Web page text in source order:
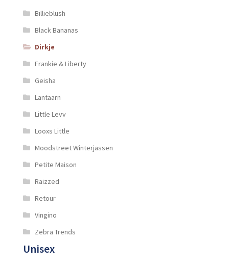
Billieblush
Black Bananas
Dirkje
Frankie & Liberty
Geisha
Lantaarn
Little Levv
Looxs Little
Moodstreet Winterjassen
Petite Maison
Raizzed
Retour
Vingino
Zebra Trends
Unisex